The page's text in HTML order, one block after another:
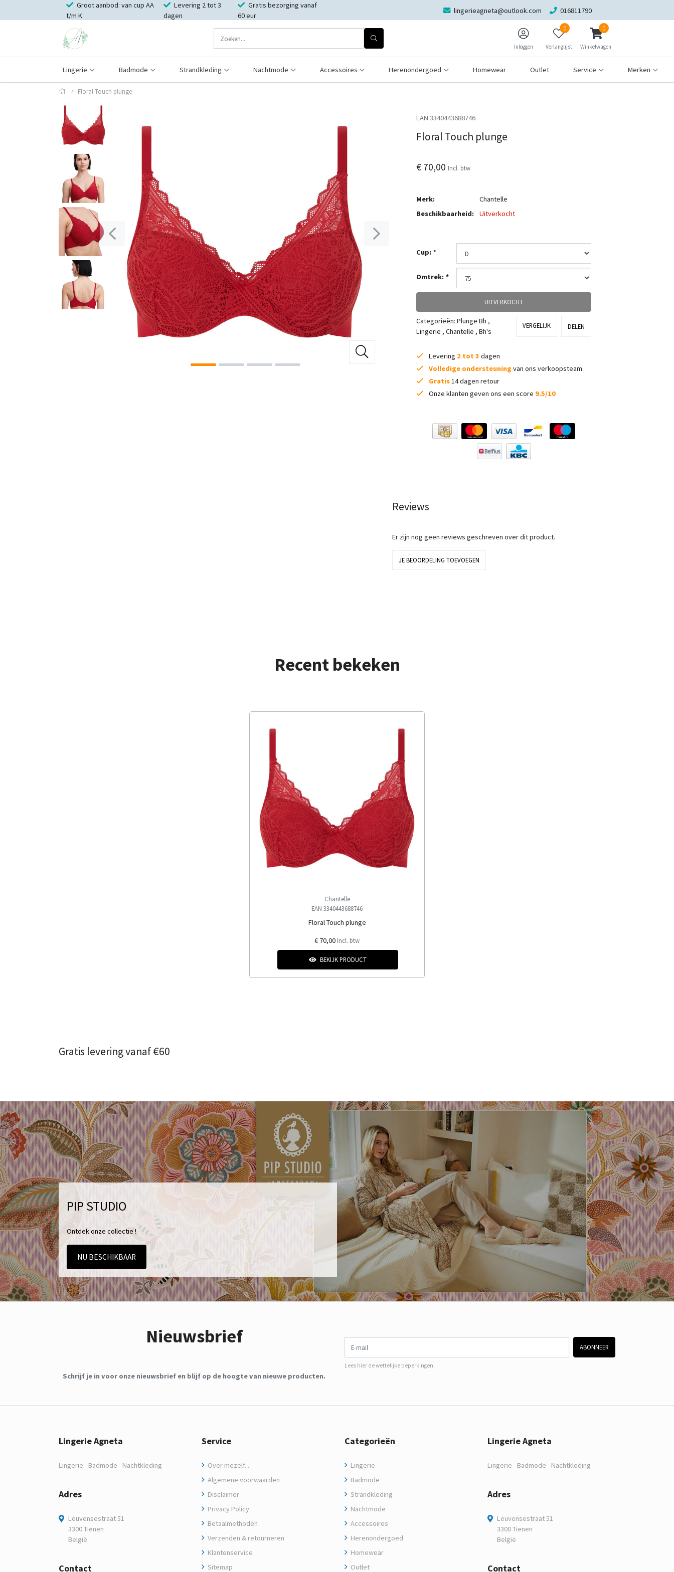
Groot aanbod: van cup AA
t/m K
Levering 2 tot 3
dagen
Gratis bezorging vanaf
60 eur
lingerieagneta@outlook.com 016811790
Inloggen
0
Verlanglijst
0
Winkelwagen
Lingerie Badmode Strandkleding Nachtmode Accessoires Herenondergoed Homewear Outlet Service Merken
Floral Touch plunge
EAN 3340443688746
Floral Touch plunge
€ 70,00 Incl. btw
Merk:
Chantelle
Beschikbaarheid:
Uitverkocht
Cup: *
Omtrek: *
UITVERKOCHT
Categorieën: Plunge Bh ,
Lingerie , Chantelle , Bh's
VERGELIJK DELEN
Levering 2 tot 3 dagen
Volledige ondersteuning van ons verkoopsteam
Gratis14 dagen retour
Onze klanten geven ons een score 9.5/10
Reviews
Er zijn nog geen reviews geschreven over dit product.
JE BEOORDELING TOEVOEGEN
Recent bekeken
Chantelle
EAN 3340443688746
Floral Touch plunge
€ 70,00 Incl. btw
BEKIJK PRODUCT
Gratis levering vanaf €60
PIP STUDIO
Ontdek onze collectie !
NU BESCHIKBAAR
Nieuwsbrief
Schrijf je in voor onze nieuwsbrief en blijf op de hoogte van nieuwe producten.
E-mail
ABONNEER
Lees hier de wettelijke beperkingen
Lingerie Agneta
Lingerie - Badmode - Nachtkleding
Adres
Leuvensestraat 51
3300 Tienen
België
Contact
Service
Over mezelf...
Algemene voorwaarden
Disclaimer
Privacy Policy
Betaalmethoden
Verzenden & retourneren
Klantenservice
Sitemap
Categorieën
Lingerie
Badmode
Strandkleding
Nachtmode
Accessoires
Herenondergoed
Homewear
Outlet
Lingerie Agneta
Lingerie - Badmode - Nachtkleding
Adres
Leuvensestraat 51
3300 Tienen
België
Contact